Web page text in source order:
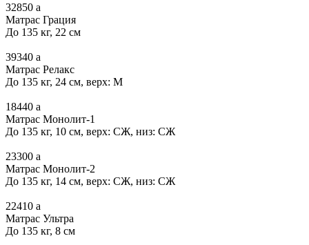
32850 a
Матрас Грация
До 135 кг, 22 см
39340 a
Матрас Релакс
До 135 кг, 24 см, верх: М
18440 a
Матрас Монолит-1
До 135 кг, 10 см, верх: СЖ, низ: СЖ
23300 a
Матрас Монолит-2
До 135 кг, 14 см, верх: СЖ, низ: СЖ
22410 a
Матрас Ультра
До 135 кг, 8 см